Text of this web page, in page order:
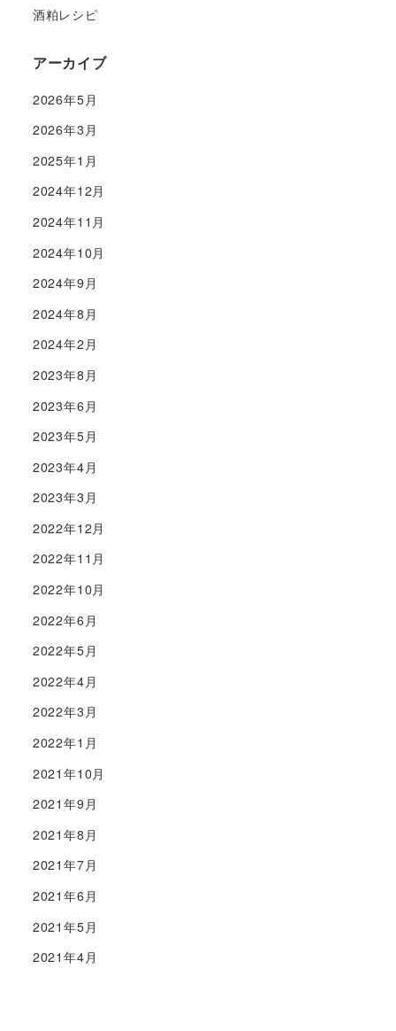
酒粕レシピ
アーカイブ
2026年5月
2026年3月
2025年1月
2024年12月
2024年11月
2024年10月
2024年9月
2024年8月
2024年2月
2023年8月
2023年6月
2023年5月
2023年4月
2023年3月
2022年12月
2022年11月
2022年10月
2022年6月
2022年5月
2022年4月
2022年3月
2022年1月
2021年10月
2021年9月
2021年8月
2021年7月
2021年6月
2021年5月
2021年4月